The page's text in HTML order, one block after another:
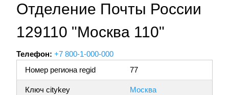
Отделение Почты России
129110 "Москва 110"
Телефон: +7 800-1-000-000
Номер региона regid
77
Ключ citykey Москва